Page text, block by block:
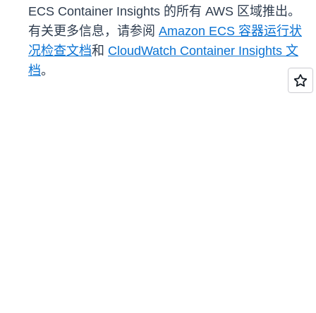
ECS Container Insights 的所有 AWS 区域推出。
有关更多信息，请参阅 Amazon ECS 容器运行状
况检查文档和 CloudWatch Container Insights 文
档。